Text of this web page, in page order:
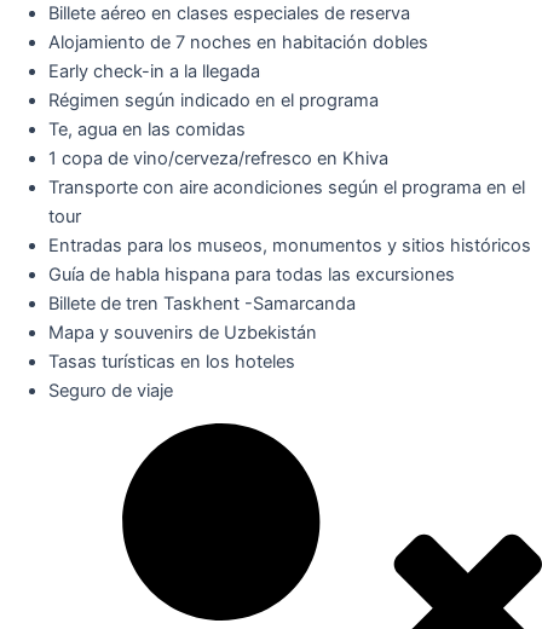
Billete aéreo en clases especiales de reserva
Alojamiento de 7 noches en habitación dobles
Early check-in a la llegada
Régimen según indicado en el programa
Te, agua en las comidas
1 copa de vino/cerveza/refresco en Khiva
Transporte con aire acondiciones según el programa en el
tour
Entradas para los museos, monumentos y sitios históricos
Guía de habla hispana para todas las excursiones
Billete de tren Taskhent -Samarcanda
Mapa y souvenirs de Uzbekistán
Tasas turísticas en los hoteles
Seguro de viaje